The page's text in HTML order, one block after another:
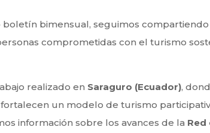
bimensual, seguimos compartiendo
comprometidas con el turismo
realizado en Saraguro (Ecuador),
un modelo de turismo
información sobre los avances de la Red